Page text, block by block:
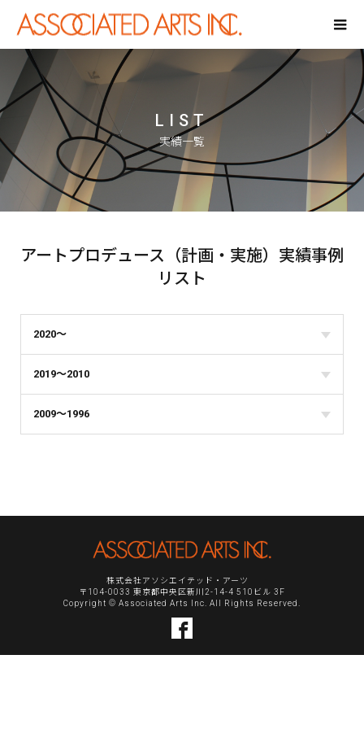
LIST
実績一覧
アートプロデュース（計画・実施）実績事例
リスト
2020～
2019～2010
2009～1996
株式会社アソシエイテッド・アーツ
〒104-0033 東京都中央区新川2-14-4 510ビル 3F
Copyright © Associated Arts Inc. All Rights Reserved.